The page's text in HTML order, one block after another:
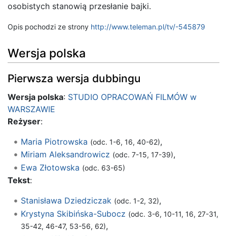
osobistych stanowią przesłanie bajki.
Opis pochodzi ze strony http://www.teleman.pl/tv/-545879
Wersja polska
Pierwsza wersja dubbingu
Wersja polska: STUDIO OPRACOWAŃ FILMÓW w
WARSZAWIE
Reżyser:
Maria Piotrowska (odc. 1-6, 16, 40-62),
Miriam Aleksandrowicz (odc. 7-15, 17-39),
Ewa Złotowska (odc. 63-65)
Tekst:
Stanisława Dziedziczak (odc. 1-2, 32),
Krystyna Skibińska-Subocz (odc. 3-6, 10-11, 16, 27-31,
35-42, 46-47, 53-56, 62),